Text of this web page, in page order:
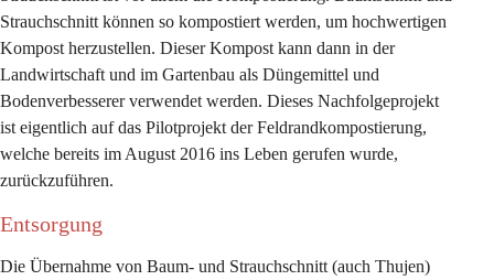
Strauchschnitt können so kompostiert werden, um hochwertigen
Kompost herzustellen. Dieser Kompost kann dann in der
Landwirtschaft und im Gartenbau als Düngemittel und
Bodenverbesserer verwendet werden. Dieses Nachfolgeprojekt
ist eigentlich auf das Pilotprojekt der Feldrandkompostierung,
welche bereits im August 2016 ins Leben gerufen wurde,
zurückzuführen.
Entsorgung
Die Übernahme von Baum- und Strauchschnitt (auch Thujen)